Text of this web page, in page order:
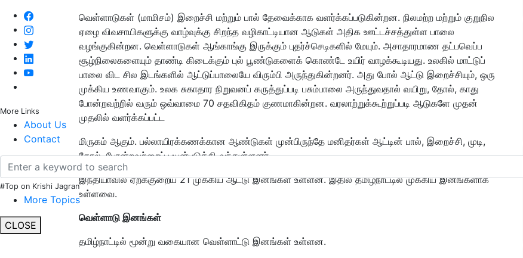
More Links
About Us
Contact
#Top on Krishi Jagran
More Topics
CLOSE
வெள்ளாடுகள் (மாமிசம்) இறைச்சி மற்றும் பால் தேவைக்காக வளர்க்கப்படுகின்றன. நிலமற்ற மற்றும் குறுநில
ஏழை விவசாயிகளுக்கு வாழ்வுக்கு சிறந்த வழிகாட்டியான ஆடுகள் அதிக ஊட்டச்சத்துள்ள பாலை
வழங்குகின்றன. வெள்ளாடுகள் ஆங்காங்கு இருக்கும் புதர்ச்செடிகளில் மேயும். அசாதாரமாண தட்பவெப்ப
சூழ்நிலைகளையும் தாண்டி கிடைக்கும் புல் பூண்டுகளைக் கொண்டே உயிர் வாழக்கூடியது. உலகில் மாட்டுப்
பாலை விட சில இடங்களில் ஆட்டுப்பாலையே விரும்பி அருந்துகின்றனர். அது போல் ஆட்டு இறைச்சியும், ஒரு
முக்கிய உணவாகும். உலக சுகாதார நிறுவனப் கருத்துப்படி பசும்பாலை அருந்துவதால் வயிறு, தோல், காது
போன்றவற்றில் வரும் ஒவ்வாமை 70 சதவிகிதம் குணமாகின்றன. வரலாற்றுக்கூற்றுப்படி ஆடுகளே முதன்
முதலில் வளர்க்கப்பட்ட
மிருகம் ஆகும். பல்லாயிரக்கணக்கான ஆண்டுகள் முன்பிருந்தே மனிதர்கள் ஆட்டின் பால், இறைச்சி, முடி,
தோல், போன்றவற்றைப் பயன்படுத்தி வந்துள்ளனர்.
இந்தியாவில் ஏறக்குறைய 21 முக்கிய ஆட்டு இனங்கள் உள்ளன. இதில் தமிழ்நாட்டில் முக்கிய இனங்களாக
உள்ளவை.
வெள்ளாடு இனங்கள்
தமிழ்நாட்டில் மூன்று வகையான வெள்ளாட்டு இனங்கள் உள்ளன.